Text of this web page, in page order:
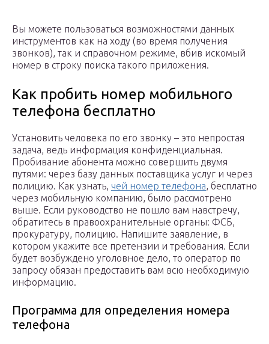
Вы можете пользоваться возможностями данных
инструментов как на ходу (во время получения
звонков), так и справочном режиме, вбив искомый
номер в строку поиска такого приложения.
Как пробить номер мобильного
телефона бесплатно
Установить человека по его звонку – это непростая
задача, ведь информация конфиденциальная.
Пробивание абонента можно совершить двумя
путями: через базу данных поставщика услуг и через
полицию. Как узнать, чей номер телефона, бесплатно
через мобильную компанию, было рассмотрено
выше. Если руководство не пошло вам навстречу,
обратитесь в правоохранительные органы: ФСБ,
прокуратуру, полицию. Напишите заявление, в
котором укажите все претензии и требования. Если
будет возбуждено уголовное дело, то оператор по
запросу обязан предоставить вам всю необходимую
информацию.
Программа для определения номера
телефона